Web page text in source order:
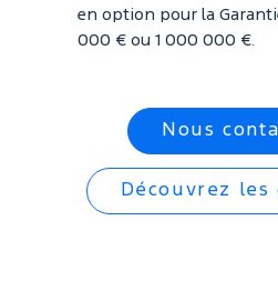
en option pour la
000 € ou 1 000 000 €.
Nous
Découvrez les